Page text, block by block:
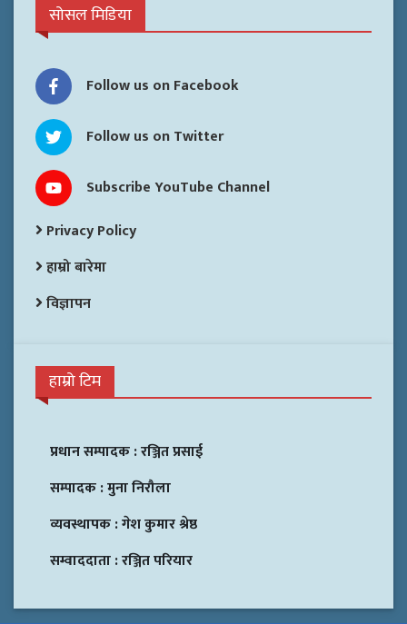
सोसल मिडिया
Follow us on Facebook
Follow us on Twitter
Subscribe YouTube Channel
Privacy Policy
हाम्रो बारेमा
विज्ञापन
हाम्रो टिम
प्रधान सम्पादक :रञ्जित प्रसाई
सम्पादक :मुना निरौला
व्यवस्थापक :गेश कुमार श्रेष्ठ
सम्वाददाता :रञ्जित परियार